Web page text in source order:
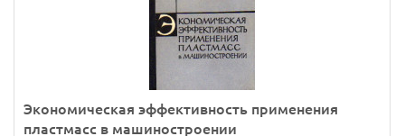
Экономическая эффективность применения
пластмасс в машиностроении